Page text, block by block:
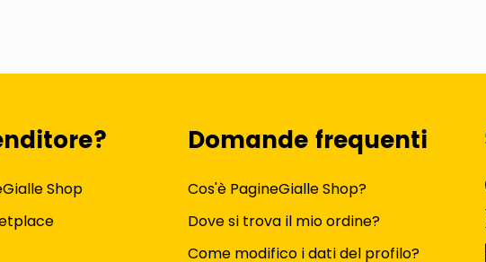
Shop
Domande frequenti
Cos'è PagineGialle Shop?
Dove si trova il mio ordine?
Come modifico i dati del profilo?